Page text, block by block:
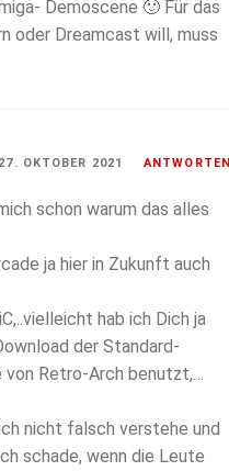
Demoscene 🙂 Für das
oder Dreamcast will, muss
27. OKTOBER 2021 ANTWORTEN
schon warum das alles
ja hier in Zukunft auch
hab ich Dich ja
der Standard-
von Retro-Arch benutzt,…
nicht falsch verstehe und
schade, wenn die Leute